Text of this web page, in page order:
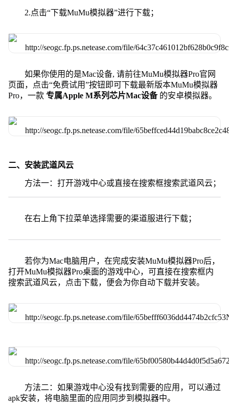
2.点击“下载MuMu模拟器”进行下载；
如果你使用的是Mac设备, 请前往MuMu模拟器Pro官网
页面，点击“免费试用”按钮即可下载最新版本MuMu模拟器
Pro，一款 专属Apple M系列芯片Mac设备 的安卓模拟器。
二、安装武道风云
方法一：打开游戏中心或直接在搜索框搜索武道风云；
在右上角下拉菜单选择需要的渠道服进行下载；
若你为Mac电脑用户，在完成安装MuMu模拟器Pro后，
打开MuMu模拟器Pro桌面的游戏中心，可直接在搜索框内
搜索武道风云，点击下载，便会为你自动下载并安装。
方法二：如果游戏中心没有找到需要的应用，可以通过
apk安装，将电脑里面的应用同步到模拟器中。